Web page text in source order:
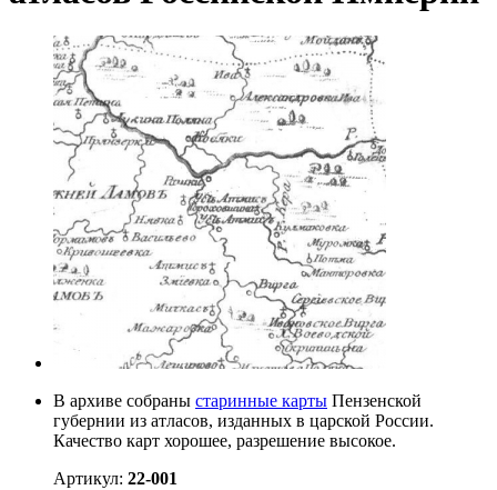
В архиве собраны старинные карты Пензенской
губернии из атласов, изданных в царской России.
Качество карт хорошее, разрешение высокое.
Артикул: 22-001